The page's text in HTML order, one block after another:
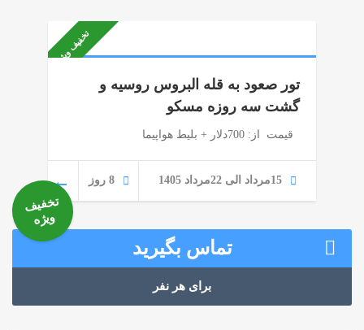
تخفیف ویژه
تور صعود به قله البروس روسیه و
گشت سه روزه مسکو
قیمت از: 700دلار + بلیط هواپیما
15مرداد الی 22مرداد 1405 8 روز
تماس بگیرید
برای هر نفر
تخفیف
ویژه